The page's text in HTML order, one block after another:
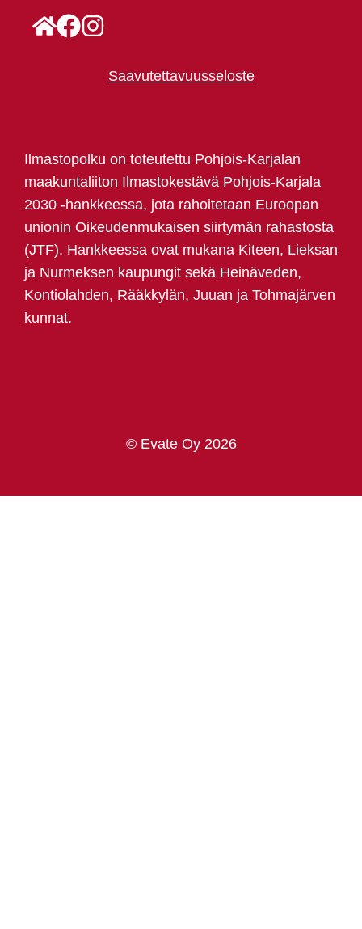
Saavutettavuusseloste
Ilmastopolku on toteutettu Pohjois-Karjalan
maakuntaliiton Ilmastokestävä Pohjois-Karjala
2030 -hankkeessa, jota rahoitetaan Euroopan
unionin Oikeudenmukaisen siirtymän rahastosta
(JTF). Hankkeessa ovat mukana Kiteen, Lieksan
ja Nurmeksen kaupungit sekä Heinäveden,
Kontiolahden, Rääkkylän, Juuan ja Tohmajärven
kunnat.
© Evate Oy 2026